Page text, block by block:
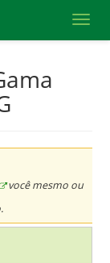
você mesmo ou